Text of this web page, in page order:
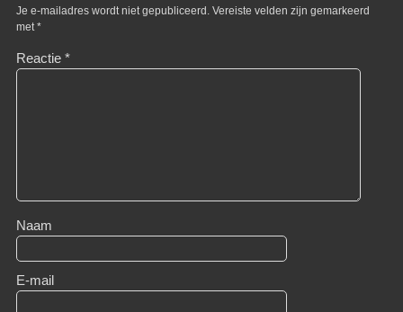
Je e-mailadres wordt niet gepubliceerd. Vereiste velden zijn gemarkeerd
met*
Reactie *
Naam
E-mail